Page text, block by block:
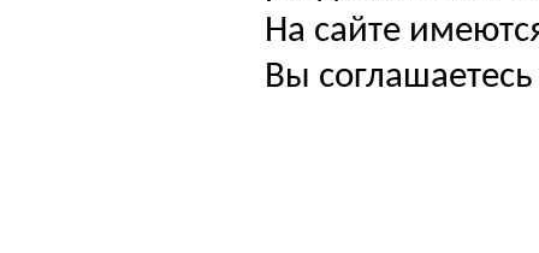
На сайте
Вы